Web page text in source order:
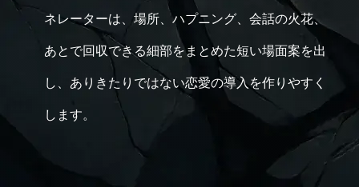
ネレーターは、場所、ハプニング、会話の火花、
あとで回収できる細部をまとめた短い場面案を出
し、ありきたりではない恋愛の導入を作りやすく
します。